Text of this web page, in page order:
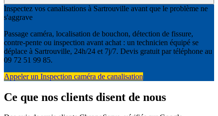
Inspectez vos canalisations à Sartrouville avant que le problème ne
s'aggrave
Passage caméra, localisation de bouchon, détection de fissure,
contre-pente ou inspection avant achat : un technicien équipé se
déplace à Sartrouville, 24h/24 et 7j/7. Devis gratuit par téléphone au
09 72 51 99 85.
Appeler un Inspection caméra de canalisation
Ce que nos clients disent de nous